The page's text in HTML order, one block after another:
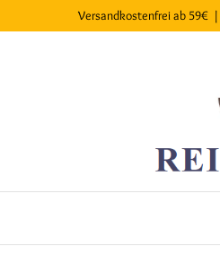
Versandkostenfrei ab 59€ |